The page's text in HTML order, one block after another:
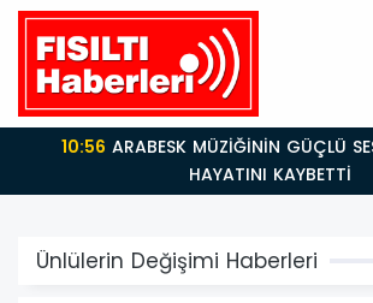
10:56
HAYATINI KAYBETTİ
Ünlülerin Değişimi Haberleri